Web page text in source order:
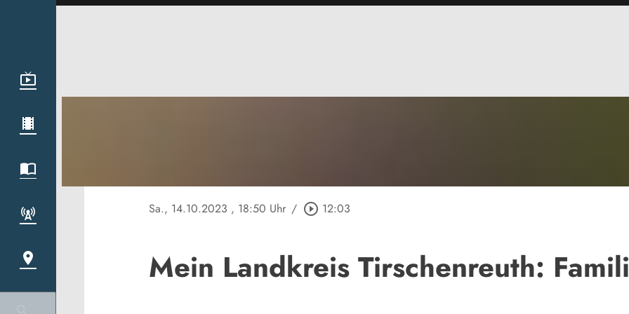
Sa., 14.10.2023 , 18:50 Uhr / play_circle_outline 12:03
Mein Landkreis Tirschenreuth: